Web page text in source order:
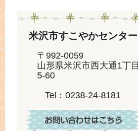
米沢市すこやかセンター
〒992-0059
山形県米沢市西大通1丁目
5-60
Tel：0238-24-8181